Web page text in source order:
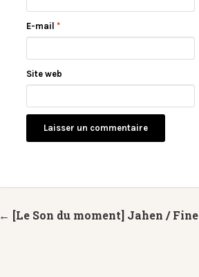
E-mail *
Site web
← [Le Son du moment] Jahen / Fine